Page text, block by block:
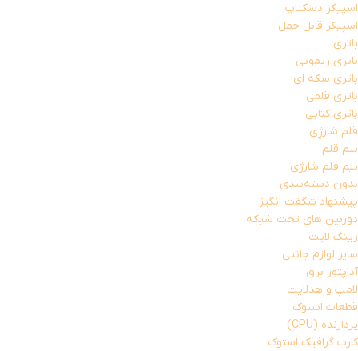
اسپیکر دسکتاپ
اسپیکر قابل حمل
باتری
باتری ریموتی
باتری سکه ای
باتری قلمی
باتری کتابی
قلم شارژِی
نیم قلم
نیم قلم شارژی
بدون دسته‌بندی
پیشنهاد شگفت انگیز
دوربین های تحت شبکه
رینگ لایت
سایر لوازم جانبی
آداپتور برق
لامپ و هدلایت
قطعات استوک
پردازنده (CPU)
کارت گرافیک استوک